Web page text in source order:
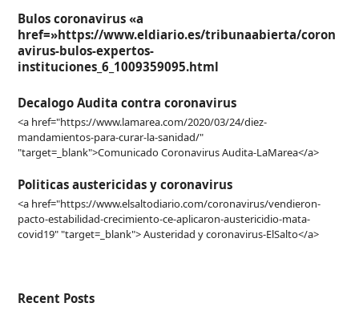
Bulos coronavirus «a
href=»https://www.eldiario.es/tribunaabierta/coron
avirus-bulos-expertos-
instituciones_6_1009359095.html
Decalogo Audita contra coronavirus
<a href="https://www.lamarea.com/2020/03/24/diez-
mandamientos-para-curar-la-sanidad/"
"target=_blank">Comunicado Coronavirus Audita-LaMarea</a>
Politicas austericidas y coronavirus
<a href="https://www.elsaltodiario.com/coronavirus/vendieron-
pacto-estabilidad-crecimiento-ce-aplicaron-austericidio-mata-
covid19" "target=_blank"> Austeridad y coronavirus-ElSalto</a>
Recent Posts